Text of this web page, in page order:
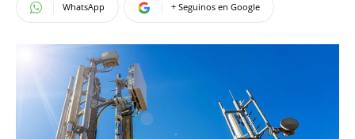
WhatsApp + Seguinos en Google